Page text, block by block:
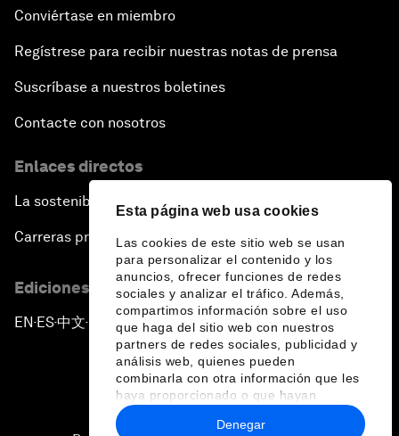
Esta página web usa cookies
Las cookies de este sitio web se usan
para personalizar el contenido y los
anuncios, ofrecer funciones de redes
sociales y analizar el tráfico. Además,
compartimos información sobre el uso
que haga del sitio web con nuestros
partners de redes sociales, publicidad y
análisis web, quienes pueden
combinarla con otra información que les
haya proporcionado o que hayan
recopilado a partir del uso que haya
hecho de sus servicios.
Denegar
Conviértase en miembro
Regístrese para recibir nuestras notas de prensa
Suscríbase a nuestros boletines
Contacte con nosotros
Enlaces directos
La sostenibilidad en el Foro
Carreras profesionales
Ediciones en otros idiomas
EN ▪ES▪中文▪ 日本語